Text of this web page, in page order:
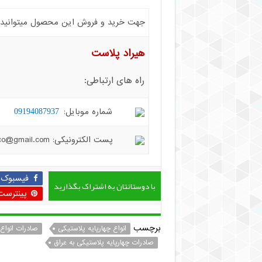
جهت خرید و فروش این محصول میتوانید
هیراد پلاست
راه های ارتباطی:
شماره موبایل: 09194087937
پست الکترونیکی: hiradplast.co@gmail.com
با دوستانتان به اشتراک بگذارید فیسبوک
برچسب انواع چهارپایه پلاستیکی صادرات
صادرات چهارپایه پلاستیکی به عراق